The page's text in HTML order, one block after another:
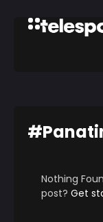
Nothing
post? Get